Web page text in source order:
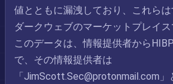
値とともに漏洩しており、これら
ダークウェブのマーケットプレイス
このデータは、情報提供者から
で、その情報提供者は
「JimScott.Sec@protonmail.com